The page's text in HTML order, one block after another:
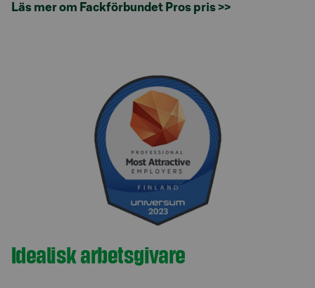
Läs mer om Fackförbundet Pros pris >>
Idealisk arbetsgivare